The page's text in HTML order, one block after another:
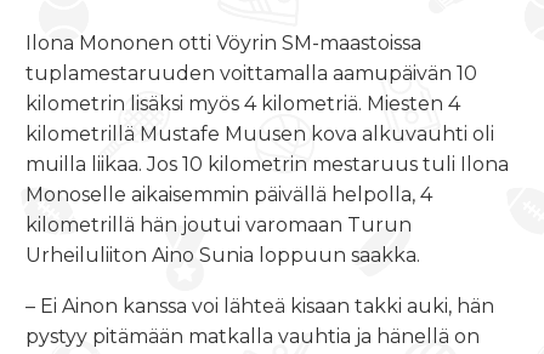
Ilona Mononen otti Vöyrin SM-maastoissa
tuplamestaruuden voittamalla aamupäivän 10
kilometrin lisäksi myös 4 kilometriä. Miesten 4
kilometrillä Mustafe Muusen kova alkuvauhti oli
muilla liikaa. Jos 10 kilometrin mestaruus tuli Ilona
Monoselle aikaisemmin päivällä helpolla, 4
kilometrillä hän joutui varomaan Turun
Urheiluliiton Aino Sunia loppuun saakka.
– Ei Ainon kanssa voi lähteä kisaan takki auki, hän
pystyy pitämään matkalla vauhtia ja hänellä on